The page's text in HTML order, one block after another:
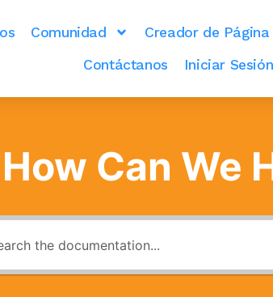
Comunidad Creador de Página
Contáctanos
Iniciar Sesión
How Can We